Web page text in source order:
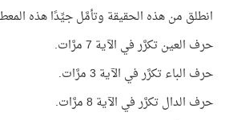
انطلق من هذه الحقيقة وتأمَّل جيِّدًا هذه
حرف العين تكرَّر في الآية 7 مرَّات.
حرف الباء تكرَّر في الآية 3 مرَّات.
حرف الدال تكرَّر في الآية 8 مرَّات.